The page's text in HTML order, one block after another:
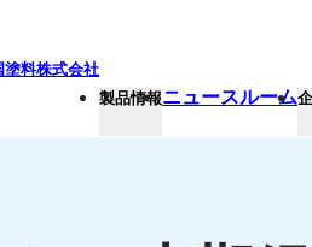
塗料株式会社
製品情報ニュースルーム